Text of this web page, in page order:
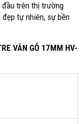
trên thị trường
tự nhiên, sự bền
VÂN GỖ 17MM HV-